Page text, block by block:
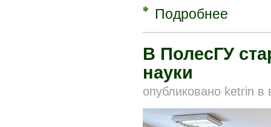
Подробнее
В ПолесГУ
науки
опубликовано ketrin в